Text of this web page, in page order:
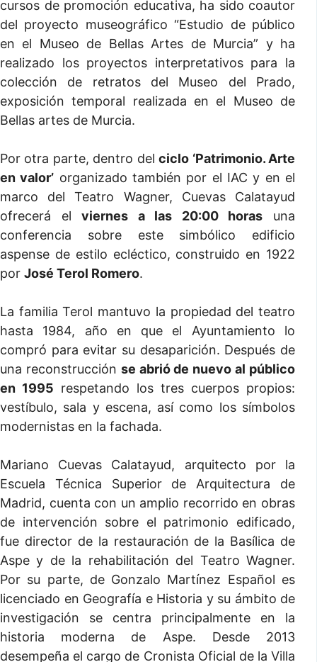
cursos de promoción educativa, ha sido coautor
del proyecto museográfico “Estudio de público
en el Museo de Bellas Artes de Murcia” y ha
realizado los proyectos interpretativos para la
colección de retratos del Museo del Prado,
exposición temporal realizada en el Museo de
Bellas artes de Murcia.
Por otra parte, dentro delciclo ‘Patrimonio. Arte
en valor’ organizado también por el IAC y en el
marco del Teatro Wagner, Cuevas Calatayud
ofrecerá elviernes a las 20:00 horas una
conferencia sobre este simbólico edificio
aspense de estilo ecléctico, construido en 1922
por José Terol Romero.
La familia Terol mantuvo la propiedad del teatro
hasta 1984, año en que el Ayuntamiento lo
compró para evitar su desaparición. Después de
una reconstrucción se abrió de nuevo al público
en 1995 respetando los tres cuerpos propios:
vestíbulo, sala y escena, así como los símbolos
modernistas en la fachada.
Mariano Cuevas Calatayud, arquitecto por la
Escuela Técnica Superior de Arquitectura de
Madrid, cuenta con un amplio recorrido en obras
de intervención sobre el patrimonio edificado,
fue director de la restauración de la Basílica de
Aspe y de la rehabilitación del Teatro Wagner.
Por su parte, de Gonzalo Martínez Español es
licenciado en Geografía e Historia y su ámbito de
investigación se centra principalmente en la
historia moderna de Aspe. Desde 2013
desempeña el cargo de Cronista Oficial de la Villa